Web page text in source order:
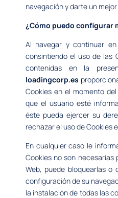
navegación y darte un
¿Cómo puedo configurar
Al navegar y continuar
consintiendo el uso de las
contenidas en la
loadingcorp.es
Cookies en el momento
que el usuario esté
éste pueda ejercer su
rechazar el uso de Cookies
En cualquier caso le
Cookies no son necesarias
Web, puede bloquearlas o
configuración de su
la instalación de todas las